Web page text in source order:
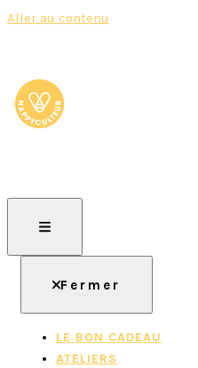
Aller au contenu
Fermer
LE BON CADEAU
ATELIERS